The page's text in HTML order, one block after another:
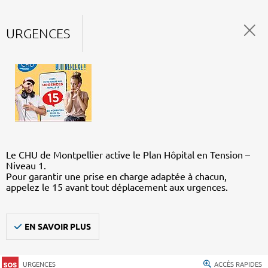
URGENCES
Le CHU de Montpellier active le Plan Hôpital en Tension –
Niveau 1.
Pour garantir une prise en charge adaptée à chacun,
appelez le 15 avant tout déplacement aux urgences.
EN SAVOIR PLUS
URGENCES ACCÈS RAPIDES